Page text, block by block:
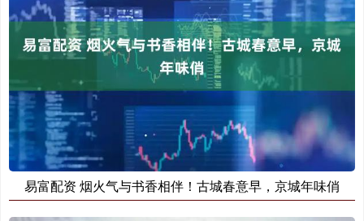
易富配资 烟火气与书香相伴！古城春意早，京城年味俏